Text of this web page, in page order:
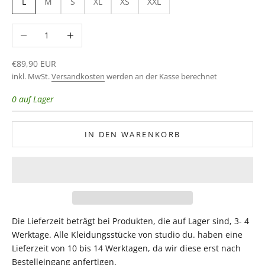
Anzahl verringernAnzahl erhöhen
Angebot
€89,90 EUR
inkl. MwSt.Versandkosten werden an der Kasse berechnet
0 auf Lager
IN DEN WARENKORB
Die Lieferzeit beträgt bei Produkten, die auf Lager sind, 3- 4
Werktage. Alle Kleidungsstücke von studio du. haben eine
Lieferzeit von 10 bis 14 Werktagen, da wir diese erst nach
Bestelleingang anfertigen.